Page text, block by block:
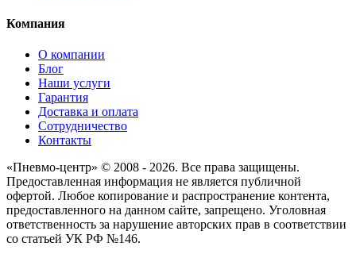
Компания
О компании
Блог
Наши услуги
Гарантия
Доставка и оплата
Сотрудничество
Контакты
«Пневмо-центр» © 2008 - 2026. Все права защищены.
Предоставленная информация не является публичной
офертой. Любое копирование и распространение контента,
предоставленного на данном сайте, запрещено. Уголовная
ответственность за нарушение авторских прав в соответствии
со статьей УК РФ №146.